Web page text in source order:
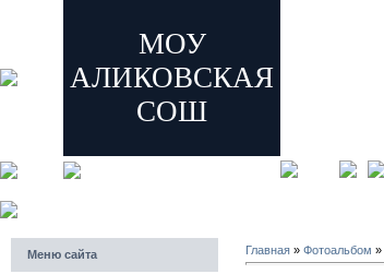
МОУ
АЛИКОВСКАЯ
СОШ
Меню сайта Главная » Фотоальбом »